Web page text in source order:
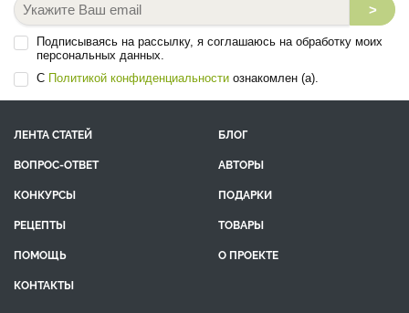
>
Подписываясь на рассылку, я соглашаюсь на обработку моих
персональных данных.
С Политикой конфиденциальности ознакомлен (а).
ЛЕНТА СТАТЕЙ
БЛОГ
ВОПРОС-ОТВЕТ
АВТОРЫ
КОНКУРСЫ
ПОДАРКИ
РЕЦЕПТЫ
ТОВАРЫ
ПОМОЩЬ
О ПРОЕКТЕ
КОНТАКТЫ